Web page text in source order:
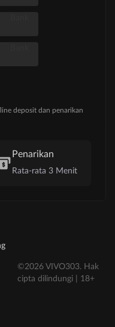
deposit dan penarikan
Penarikan
Rata-rata 3 Menit
©2026 VIVO303. Hak
cipta dilindungi | 18+